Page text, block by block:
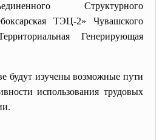
Структурного
ТЭЦ-2» Чувашского
Генерирующая
будут изучены возможные пути
использования трудовых